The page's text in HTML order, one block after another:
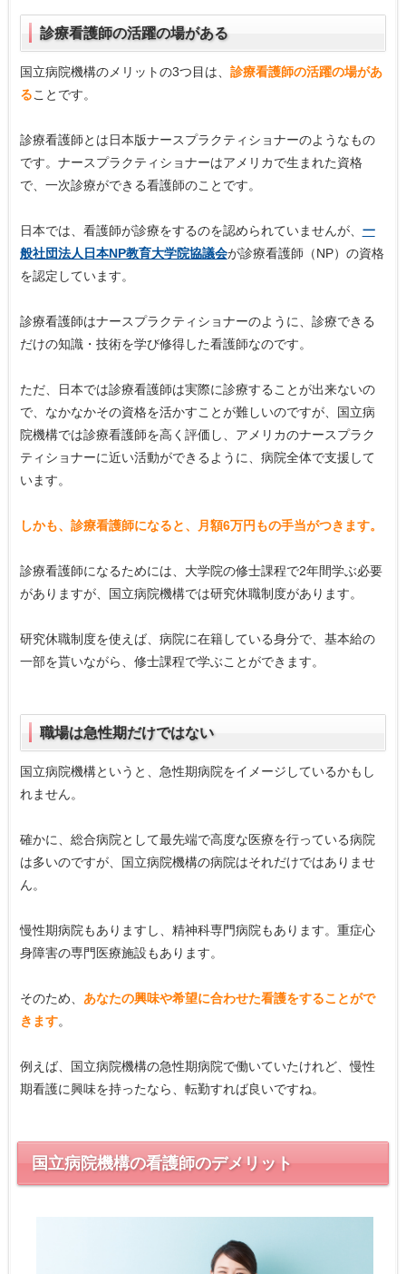
診療看護師の活躍の場がある
国立病院機構のメリットの3つ目は、 診療看護師の活躍の場があ
ることです。
診療看護師とは日本版ナースプラクティショナーのようなもの
です。ナースプラクティショナーはアメリカで生まれた資格
で、一次診療ができる看護師のことです。
日本では、看護師が診療をするのを認められていませんが、 一
般社団法人日本NP教育大学院協議会が診療看護師（NP）の資格
を認定しています。
診療看護師はナースプラクティショナーのように、診療できる
だけの知識・技術を学び修得した看護師なのです。
ただ、日本では診療看護師は実際に診療することが出来ないの
で、なかなかその資格を活かすことが難しいのですが、国立病
院機構では診療看護師を高く評価し、アメリカのナースプラク
ティショナーに近い活動ができるように、病院全体で支援して
います。
しかも、診療看護師になると、月額6万円もの手当がつきます。
診療看護師になるためには、大学院の修士課程で2年間学ぶ必要
がありますが、国立病院機構では研究休職制度があります。
研究休職制度を使えば、病院に在籍している身分で、基本給の
一部を貰いながら、修士課程で学ぶことができます。
職場は急性期だけではない
国立病院機構というと、急性期病院をイメージしているかもし
れません。
確かに、総合病院として最先端で高度な医療を行っている病院
は多いのですが、国立病院機構の病院はそれだけではありませ
ん。
慢性期病院もありますし、精神科専門病院もあります。重症心
身障害の専門医療施設もあります。
そのため、 あなたの興味や希望に合わせた看護をすることがで
きます。
例えば、国立病院機構の急性期病院で働いていたけれど、慢性
期看護に興味を持ったなら、転勤すれば良いですね。
国立病院機構の看護師のデメリット